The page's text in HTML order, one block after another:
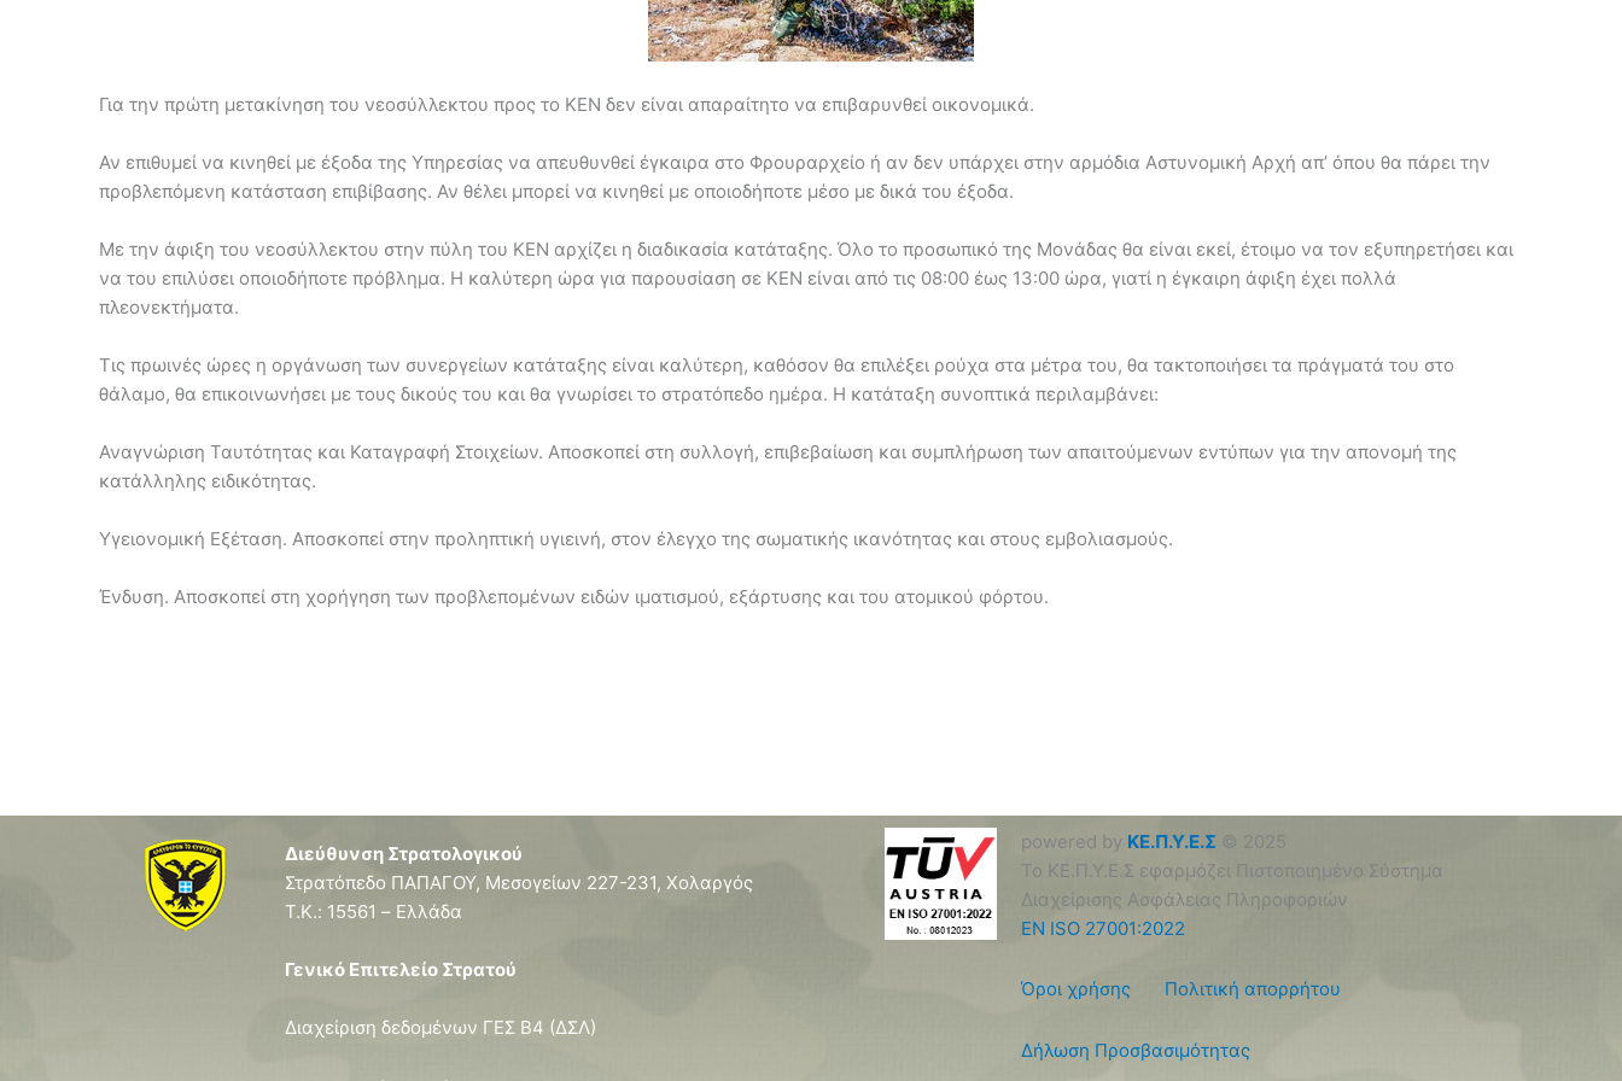
Για την πρώτη μετακίνηση του νεοσύλλεκτου προς το ΚΕΝ δεν είναι απαραίτητο να επιβαρυνθεί οικονομικά.
Αν επιθυμεί να κινηθεί με έξοδα της Υπηρεσίας να απευθυνθεί έγκαιρα στο Φρουραρχείο ή αν δεν υπάρχει στην αρμόδια Αστυνομική Αρχή απ’ όπου θα πάρει την
προβλεπόμενη κατάσταση επιβίβασης. Αν θέλει μπορεί να κινηθεί με οποιοδήποτε μέσο με δικά του έξοδα.
Με την άφιξη του νεοσύλλεκτου στην πύλη του ΚΕΝ αρχίζει η διαδικασία κατάταξης. Όλο το προσωπικό της Μονάδας θα είναι εκεί, έτοιμο να τον εξυπηρετήσει και
να του επιλύσει οποιοδήποτε πρόβλημα. Η καλύτερη ώρα για παρουσίαση σε ΚΕΝ είναι από τις 08:00 έως 13:00 ώρα, γιατί η έγκαιρη άφιξη έχει πολλά
πλεονεκτήματα.
Τις πρωινές ώρες η οργάνωση των συνεργείων κατάταξης είναι καλύτερη, καθόσον θα επιλέξει ρούχα στα μέτρα του, θα τακτοποιήσει τα πράγματά του στο
θάλαμο, θα επικοινωνήσει με τους δικούς του και θα γνωρίσει το στρατόπεδο ημέρα. Η κατάταξη συνοπτικά περιλαμβάνει:
Αναγνώριση Ταυτότητας και Καταγραφή Στοιχείων. Αποσκοπεί στη συλλογή, επιβεβαίωση και συμπλήρωση των απαιτούμενων εντύπων για την απονομή της
κατάλληλης ειδικότητας.
Υγειονομική Εξέταση. Αποσκοπεί στην προληπτική υγιεινή, στον έλεγχο της σωματικής ικανότητας και στους εμβολιασμούς.
Ένδυση. Αποσκοπεί στη χορήγηση των προβλεπομένων ειδών ιματισμού, εξάρτυσης και του ατομικού φόρτου.
Διεύθυνση Στρατολογικού
Στρατόπεδο ΠΑΠΑΓΟΥ, Μεσογείων 227-231, Χολαργός
T.K.: 15561 – Ελλάδα
Γενικό Επιτελείο Στρατού
Διαχείριση δεδομένων ΓΕΣ Β4 (ΔΣΛ)
powered by ΚΕ.Π.Υ.Ε.Σ © 2025
Το ΚΕ.Π.Υ.Ε.Σ εφαρμόζει Πιστοποιημένο Σύστημα
Διαχείρισης Ασφάλειας Πληροφοριών
EN ISO 27001:2022
Όροι χρήσης Πολιτική απορρήτου
Δήλωση Προσβασιμότητας